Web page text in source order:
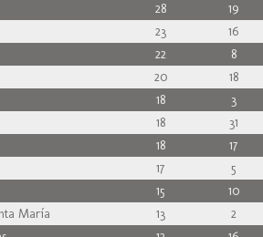
28
19
23
16
22
8
20
18
18
3
18
31
18
17
17
5
15
10
María
13
2